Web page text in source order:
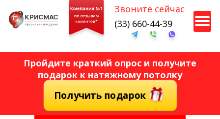
Звоните сейчас
(33) 660-44-39
Кухня
Несколько комнат
Далее
Пройдите краткий опрос и получите
подарок к натяжному потолку
Получить подарок